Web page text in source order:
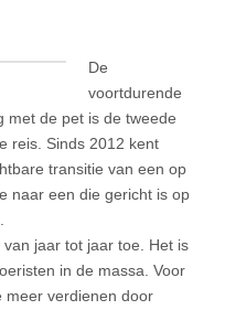
De
voortdurende
met de pet is de tweede
reis. Sinds 2012 kent
transitie van een op
naar een die gericht is op
jaar tot jaar toe. Het is
in de massa. Voor
meer verdienen door